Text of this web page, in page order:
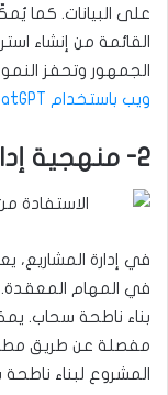
القائمة من إنشاء
الجمهور وتحفز
ويب باستخدام ChatGPT
2- منهجية إدارة المشروع
في المهام
بناء ناطحة سحاب.
المشروع لبناء